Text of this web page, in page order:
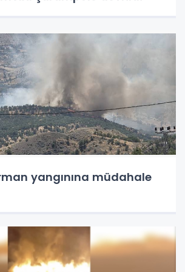
yangınına müdahale